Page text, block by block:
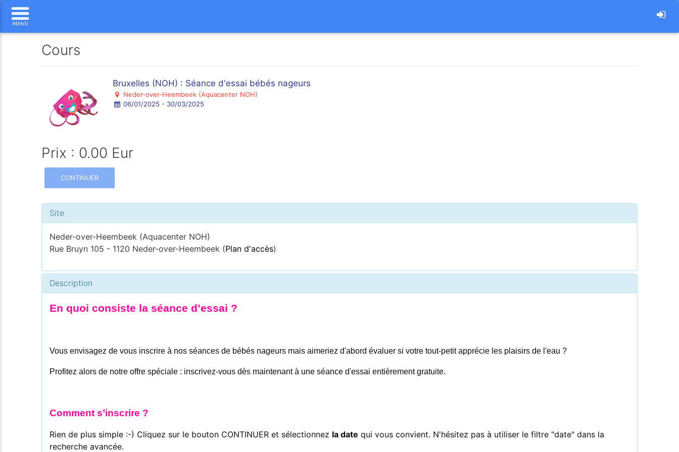
Cours
Bruxelles (NOH) : Séance d'essai bébés nageurs
Neder-over-Heembeek (Aquacenter NOH)
06/01/2025 - 30/03/2025
Prix : 0.00 Eur
CONTINUER
Site
Neder-over-Heembeek (Aquacenter NOH)
Rue Bruyn 105 - 1120 Neder-over-Heembeek (Plan d'accès)
Description
En quoi consiste la séance d’essai ?
Vous envisagez de vous inscrire à nos séances de bébés nageurs mais aimeriez d'abord évaluer si votre tout-petit apprécie les plaisirs de l'eau ?
Profitez alors de notre offre spéciale : inscrivez-vous dès maintenant à une séance d'essai entièrement gratuite.
Comment s’inscrire ?
Rien de plus simple :-) Cliquez sur le bouton CONTINUER et sélectionnez la date qui vous convient. N'hésitez pas à utiliser le filtre "date" dans la
recherche avancée.